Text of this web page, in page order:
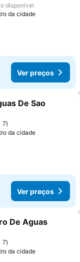
disponível
da cidade
Ver preços
favoritos
De Sao
7
da cidade
Ver preços
favoritos
De Aguas
7
da cidade